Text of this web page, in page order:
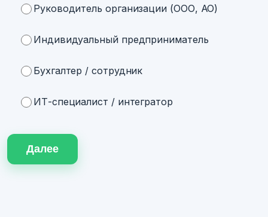
Руководитель организации (ООО, АО)
Индивидуальный предприниматель
Бухгалтер / сотрудник
ИТ-специалист / интегратор
Далее